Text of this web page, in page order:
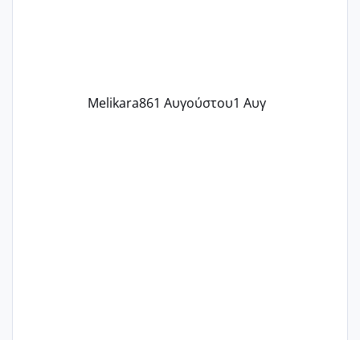
Melikara861 Αυγούστου1 Αυγ